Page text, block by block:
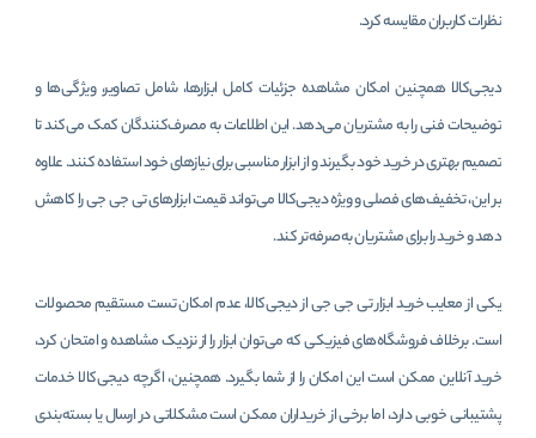
نظرات کاربران مقایسه کرد.
دیجی‌کالا همچنین امکان مشاهده جزئیات کامل ابزارها، شامل تصاویر، ویژگی‌ها و
توضیحات فنی را به مشتریان می‌دهد. این اطلاعات به مصرف‌کنندگان کمک می‌کند تا
تصمیم بهتری در خرید خود بگیرند و از ابزار مناسبی برای نیازهای خود استفاده کنند. علاوه
بر این، تخفیف‌های فصلی و ویژه دیجی‌کالا می‌تواند قیمت ابزارهای تی جی جی را کاهش
دهد و خرید را برای مشتریان به‌صرفه‌تر کند.
یکی از معایب خرید ابزار تی جی جی از دیجی‌کالا، عدم امکان تست مستقیم محصولات
است. برخلاف فروشگاه‌های فیزیکی که می‌توان ابزار را از نزدیک مشاهده و امتحان کرد،
خرید آنلاین ممکن است این امکان را از شما بگیرد. همچنین، اگرچه دیجی‌کالا خدمات
پشتیبانی خوبی دارد، اما برخی از خریداران ممکن است مشکلاتی در ارسال یا بسته‌بندی